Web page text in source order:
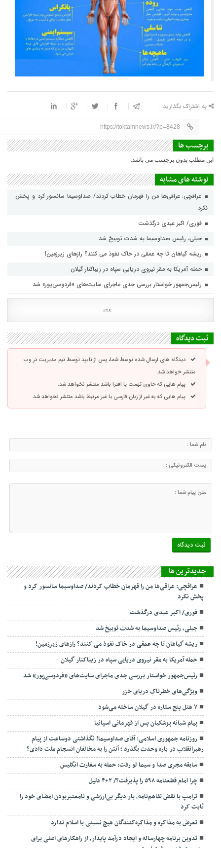
به اشتراک بگذارید :
https://toktamnews.ir/?p=8428
برچسب ها
این مطلب بدون برچسب می باشد.
نوشته های مشابه
عراقچی: عراقی‌ها من را قهرمان خطاب کردند/ صداوسیما سانسور کرد و پخش
نکرد
فوری/ اکبر عبدی درگذشت
جبلی، رئیس صداوسیما به شدت توبیخ شد
ریشه گیاهان تا چه عمقی در خاک نفوذ می کنند؟ رازهای زیرزمین!
حمله آمریکا به مقر نیروی دریایی سپاه در زیباکنار گیلان
رئیس‌جمهور خواستار بررسی جدی ماجرای سایت‌های «فردوسی‌پور» شد
ثبت دیدگاه
دیدگاه های ارسال شده توسط شما، پس از تایید توسط تیم مدیریت در وب
منتشر خواهد شد.
پیام هایی که حاوی تهمت یا افترا باشد منتشر نخواهد شد.
پیام هایی که به غیر از زبان فارسی یا غیر مرتبط باشد منتشر نخواهد شد.
جديدترين ها
عراقچی: عراقی‌ها من را قهرمان خطاب کردند/ صداوسیما سانسور کرد و
پخش نکرد
فوری/ اکبر عبدی درگذشت
جبلی، رئیس صداوسیما به شدت توبیخ شد
ریشه گیاهان تا چه عمقی در خاک نفوذ می کنند؟ رازهای زیرزمین!
حمله آمریکا به مقر نیروی دریایی سپاه در زیباکنار گیلان
رئیس‌جمهور خواستار بررسی جدی ماجرای سایت‌های «فردوسی‌پور» شد
ویژگی‌های خطرناک دریای خزر
۷ هتل پنج ستاره در گیلان ساخته می‌شود
پیام شبانه پزشکیان پس از قهرمانی اسپانیا
روزنامه جمهوری اسلامی: آقای صداوسیما! نگذاشتی دوساعت از پیام
رهبرانقلاب در باره وحدت بگذرد ؛ آنتن را به مخالفان انسجام ملت دادی؟
سابقه مجری صدا و سیما لو رفت: حمله به سفارت انگلیس
چرا امام قطعنامه ۵۹۸ را پذیرفت؟/ ۲+۴ دلیل
ترامپ با نقض تفاهم‌نامه، بار دیگر بی‌ارزشی و نامعتبربودن امضای خود را
ثابت کرد
تعرض به مذاکره و مذاکره‌کنندگان هیچ نسبتی با اسلام ندارد
تدوین برنامه چهارساله و ایجاد درآمد پایدار، از راهکارهای اصلی برای